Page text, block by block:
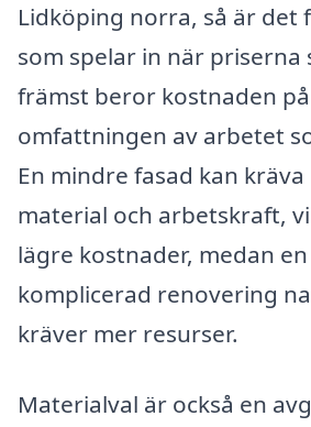
Lidköping norra, så är det
som spelar in när priserna
främst beror kostnaden
omfattningen av arbetet
En mindre fasad kan
material och arbetskraft,
lägre kostnader, medan
komplicerad renovering
kräver mer resurser.
Materialval är också en